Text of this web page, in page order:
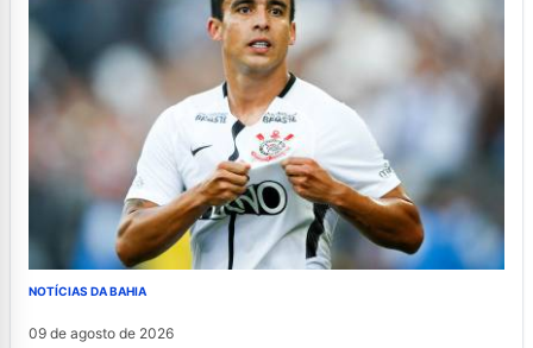
NOTÍCIAS DA BAHIA
09 de agosto de 2026